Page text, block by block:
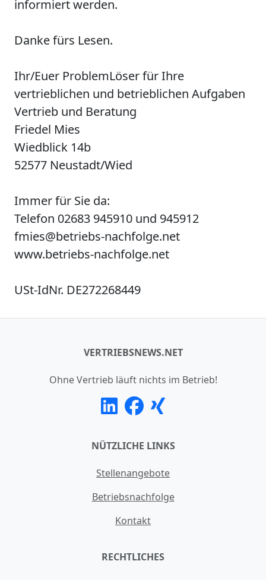
informiert werden.
Danke fürs Lesen.
Ihr/Euer ProblemLöser für Ihre
vertrieblichen und betrieblichen Aufgaben
Vertrieb und Beratung
Friedel Mies
Wiedblick 14b
52577 Neustadt/Wied
Immer für Sie da:
Telefon 02683 945910 und 945912
fmies@betriebs-nachfolge.net
www.betriebs-nachfolge.net
USt-IdNr. DE272268449
VERTRIEBSNEWS.NET
Ohne Vertrieb läuft nichts im Betrieb!
NÜTZLICHE LINKS
Stellenangebote
Betriebsnachfolge
Kontakt
RECHTLICHES